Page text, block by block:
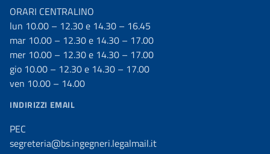
ORARI CENTRALINO
lun 10.00 – 12.30 e 14.30 – 16.45
mar 10.00 – 12.30 e 14.30 – 17.00
mer 10.00 – 12.30 e 14.30 – 17.00
gio 10.00 – 12.30 e 14.30 – 17.00
ven 10.00 – 14.00
INDIRIZZI EMAIL
PEC
segreteria@bs.ingegneri.legalmail.it